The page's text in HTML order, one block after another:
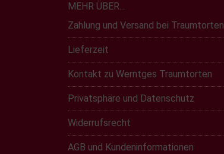
MEHR ÜBER...
Zahlung und Versand bei Traumtorten
Lieferzeit
Kontakt zu Werntges Traumtorten
Privatsphäre und Datenschutz
Widerrufsrecht
AGB und Kundeninformationen